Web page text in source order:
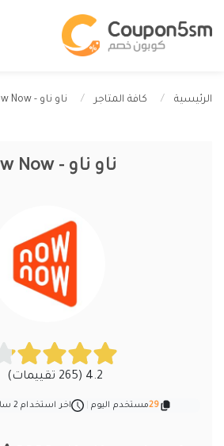
الرئيسية كافة المتاجر ناو ناو - Now Now
ناو ناو - Now Now
4.2 (265 تقييمات)
29مستخدم اليوم اخر استخدام 2 ساعات